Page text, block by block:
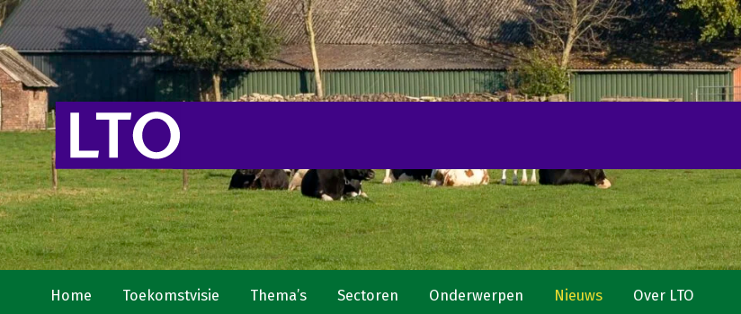
Home Toekomstvisie Thema’s Sectoren Onderwerpen Nieuws Over LTO